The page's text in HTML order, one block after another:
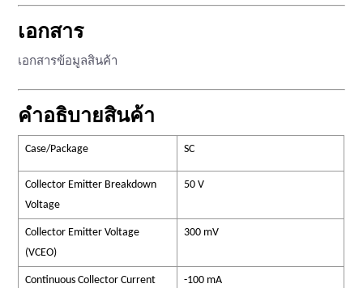
เอกสาร
เอกสารข้อมูลสินค้า
คำอธิบายสินค้า
Case/Package SC
Collector Emitter Breakdown
Voltage
50 V
Collector Emitter Voltage
(VCEO)
300 mV
Continuous Collector Current -100 mA